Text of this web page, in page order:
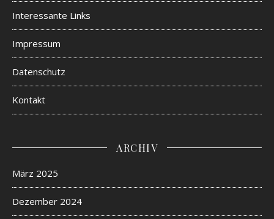
Interessante Links
Impressum
Datenschutz
Kontakt
ARCHIV
März 2025
Dezember 2024